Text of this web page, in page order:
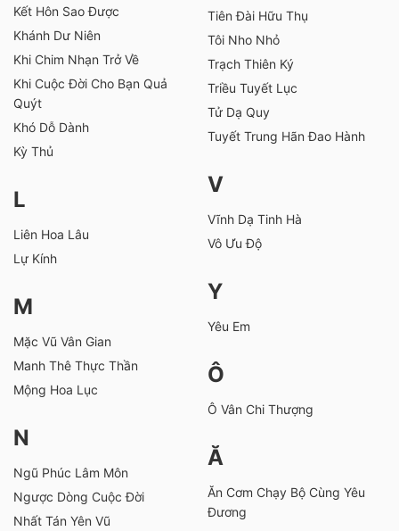
Kết Hôn Sao Được
Khánh Dư Niên
Khi Chim Nhạn Trở Về
Khi Cuộc Đời Cho Bạn Quả
Quýt
Khó Dỗ Dành
Kỳ Thủ
L
Liên Hoa Lâu
Lự Kính
M
Mặc Vũ Vân Gian
Manh Thê Thực Thần
Mộng Hoa Lục
N
Ngũ Phúc Lâm Môn
Ngược Dòng Cuộc Đời
Nhất Tán Yên Vũ
Tiên Đài Hữu Thụ
Tôi Nho Nhỏ
Trạch Thiên Ký
Triều Tuyết Lục
Tử Dạ Quy
Tuyết Trung Hãn Đao Hành
V
Vĩnh Dạ Tinh Hà
Vô Ưu Độ
Y
Yêu Em
Ô
Ô Vân Chi Thượng
Ă
Ăn Cơm Chạy Bộ Cùng Yêu
Đương